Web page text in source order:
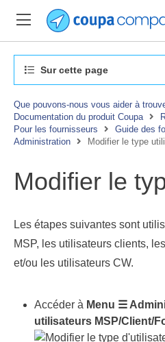
Sur cette page
Que pouvons-nous vous aider à
Documentation du produit Coupa
Pour les fournisseurs
Guide des
Administration
Modifier le type
Modifier le
Les étapes suivantes sont
MSP, les utilisateurs clients,
et/ou les utilisateurs CW.
Accéder à Menu ☰
utilisateurs MSP/Client/